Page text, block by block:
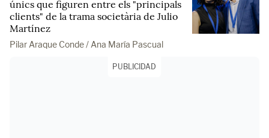
únics que figuren entre els "principals
clients" de la trama societària de Julio
Martínez
Pilar Araque Conde / Ana María Pascual
PUBLICIDAD